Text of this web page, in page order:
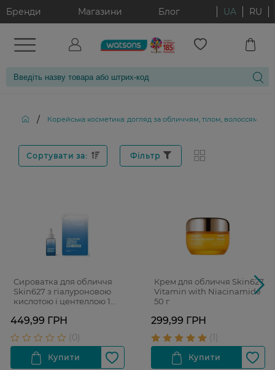
Бренди Магазини Блог UA RU
/ Корейська косметика: догляд за обличчям, тілом, волоссям і
Сортувати за: Фільтр
Сироватка для обличчя
Skin627 з гіалуроновою
кислотою і центеллою 1
2 саше-запаски
449,99 ГРН
Крем для обличчя Skin627
Vitamin with Niacinamide
50 г
299,99 ГРН